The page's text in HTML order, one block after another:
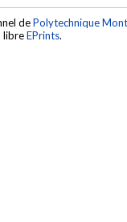
dePolytechnique
libreEPrints.